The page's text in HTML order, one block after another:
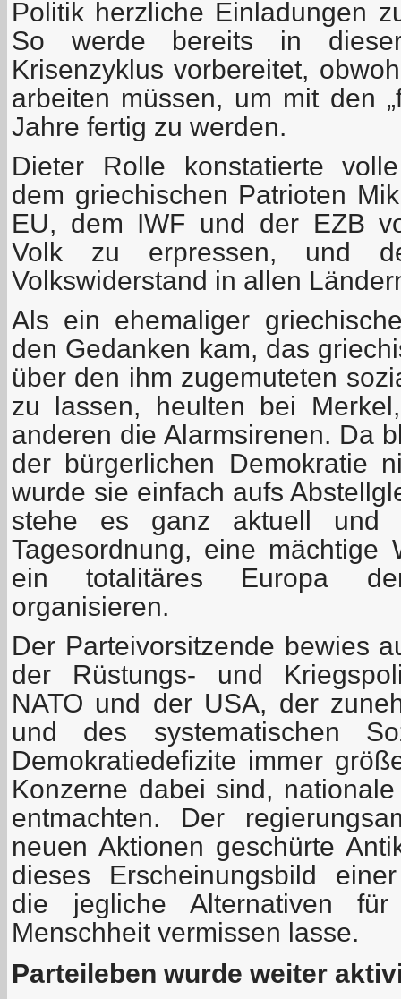
Politik herzliche Einladungen
So werde bereits in
Krisenzyklus vorbereitet,
arbeiten müssen, um mit den
Jahre fertig zu werden.
Dieter Rolle konstatierte
dem griechischen Patrioten
EU, dem IWF und der EZB
Volk zu erpressen, und
Volkswiderstand in allen
Als ein ehemaliger
den Gedanken kam, das
über den ihm zugemuteten
zu lassen, heulten bei
anderen die Alarmsirenen. Da
der bürgerlichen Demokratie
wurde sie einfach aufs
stehe es ganz aktuell und
Tagesordnung, eine mächtige
ein totalitäres Europa
organisieren.
Der Parteivorsitzende bewies
der Rüstungs- und
NATO und der USA, der
und des systematischen
Demokratiedefizite immer
Konzerne dabei sind,
entmachten. Der
neuen Aktionen geschürte
dieses Erscheinungsbild
die jegliche Alternativen
Menschheit vermissen lasse.
Parteileben wurde weiter